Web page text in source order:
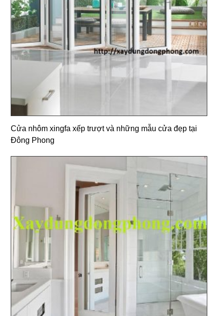
Cửa nhôm xingfa xếp trượt và những mẫu cửa đẹp tại
Đông Phong